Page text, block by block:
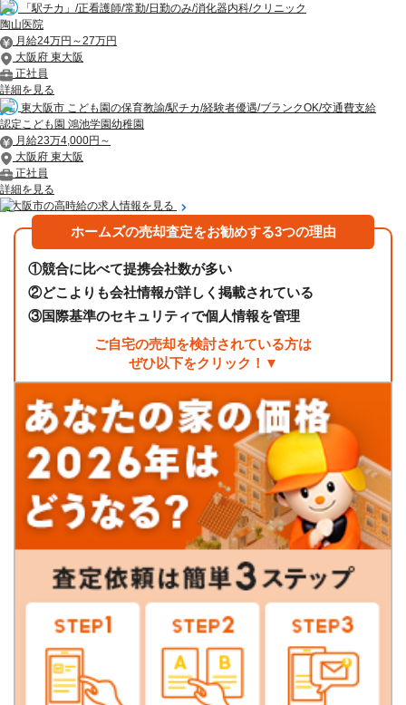
「駅チカ」/正看護師/常勤/日勤のみ/消化器内科/クリニック
陶山医院
月給24万円～27万円
大阪府 東大阪
正社員
詳細を見る
東大阪市 こども園の保育教諭/駅チカ/経験者優遇/ブランクOK/交通費支給
認定こども園 鴻池学園幼稚園
月給23万4,000円～
大阪府 東大阪
正社員
詳細を見る
東大阪市の高時給の求人情報を見る
ホームズの売却査定をお勧めする3つの理由
①競合に比べて提携会社数が多い
②どこよりも会社情報が詳しく掲載されている
③国際基準のセキュリティで個人情報を管理
ご自宅の売却を検討されている方は
ぜひ以下をクリック！▼